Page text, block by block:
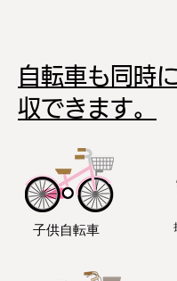
自転車も同時
収できます。
子供自転車